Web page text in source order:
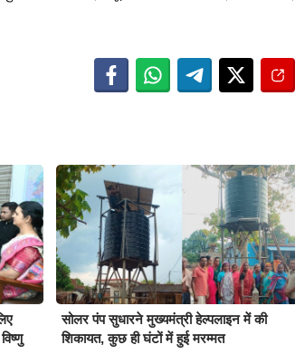
सोलर पंप सुधारने मुख्यमंत्री हेल्पलाइन में की
शिकायत, कुछ ही घंटों में हुई मरम्मत